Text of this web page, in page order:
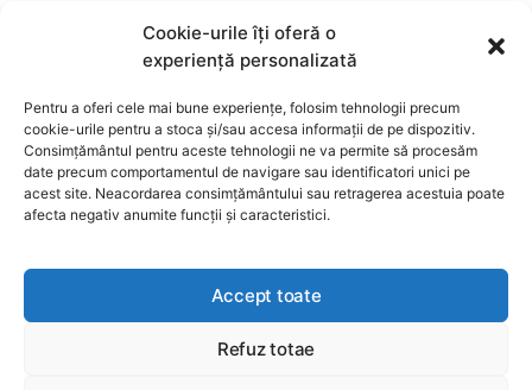
Cookie-urile îți oferă o
experiență personalizată
Pentru a oferi cele mai bune experiențe, folosim tehnologii precum
cookie-urile pentru a stoca și/sau accesa informații de pe dispozitiv.
Consimțământul pentru aceste tehnologii ne va permite să procesăm
date precum comportamentul de navigare sau identificatori unici pe
acest site. Neacordarea consimțământului sau retragerea acestuia poate
afecta negativ anumite funcții și caracteristici.
Accept toate
Refuz totae
Mi a blokklánc (technológia)?
This website uses cookies to improve your experience. We'll